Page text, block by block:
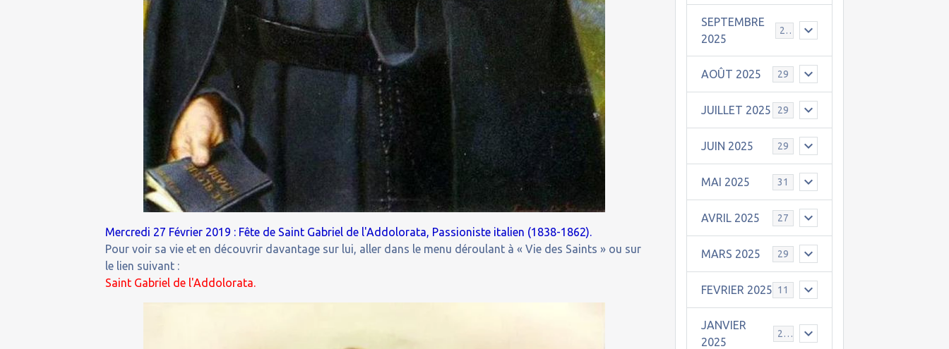
Mercredi 27 Février 2019 : Fête de Saint Gabriel de l'Addolorata, Passioniste italien (1838-1862).
Pour voir sa vie et en découvrir davantage sur lui, aller dans le menu déroulant à « Vie des Saints » ou sur
le lien suivant :
Saint Gabriel de l'Addolorata.
SEPTEMBRE
2025
25
AOÛT 2025 29
JUILLET 2025 29
JUIN 2025 29
MAI 2025 31
AVRIL 2025 27
MARS 2025 29
FEVRIER 2025 11
JANVIER
2025
25